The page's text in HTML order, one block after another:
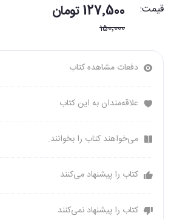
قیمت: 127٬500 تومان
150٬000
دفعات مشاهده کتاب
علاقه‌مندان به این کتاب
می‌خواهند کتاب را بخوانند.
کتاب را پیشنهاد می‌کنند
کتاب را پیشنهاد نمی‌کنند